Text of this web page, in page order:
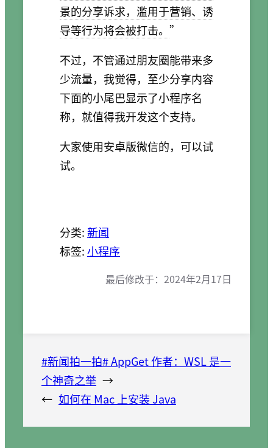
景的分享诉求，滥用于营销、诱
导等行为将会被打击。 ”
不过，不管通过朋友圈能带来多
少流量，我觉得，至少分享内容
下面的小尾巴显示了小程序名
称，就值得我开发这个支持。
大家使用安卓版微信的，可以试
试。
分类:新闻
标签:小程序
最后修改于： 2024年2月17日
#新闻拍一拍# AppGet 作者：WSL 是一
个神奇之举 →
← 如何在 Mac 上安装 Java